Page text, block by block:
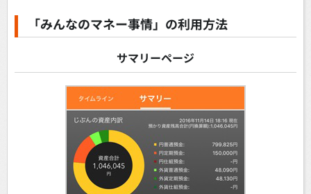
「みんなのマネー事情」の利用方法
サマリーページ